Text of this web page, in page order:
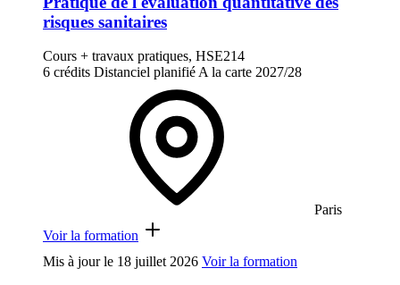
risques sanitaires
Cours + travaux pratiques, HSE214
6 crédits Distanciel planifiéA la carte 2027/28
Paris
Voir la formation
Mis à jour le 18 juillet 2026 Voir la formation